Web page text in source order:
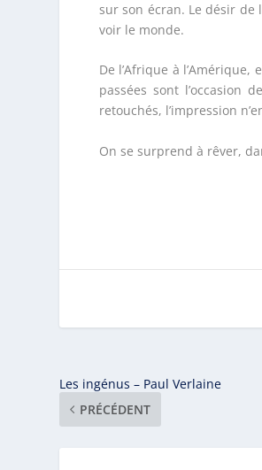
sur son écran. Le désir
voir le monde.
De l’Afrique à
passées sont l’occasion
retouchés, l’impression
On se surprend à rêver,
Les ingénus – Paul Verlaine
PRÉCÉDENT